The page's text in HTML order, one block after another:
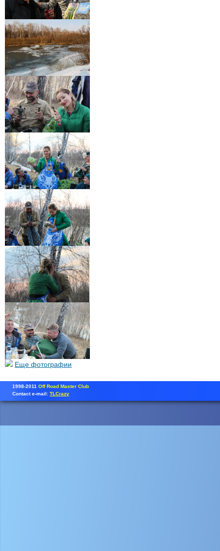
Еще фотографии
1998-2011 Off Road Master Club
Contact e-mail: TLCrazy